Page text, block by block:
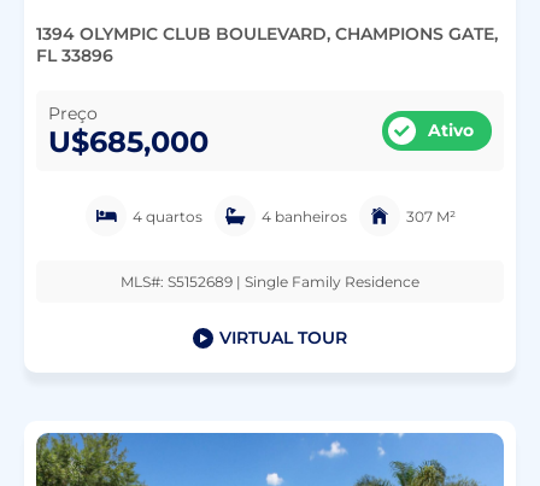
1394 OLYMPIC CLUB BOULEVARD, CHAMPIONS GATE,
FL 33896
Preço
U$685,000 Ativo
4 quartos 4 banheiros 307 M²
MLS#: S5152689 | Single Family Residence
VIRTUAL TOUR